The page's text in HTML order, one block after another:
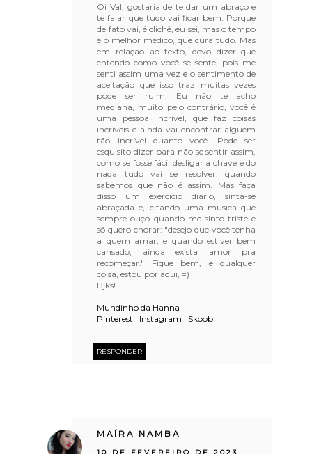
Oi Val, gostaria de te dar um abraço e
te falar que tudo vai ficar bem. Porque
de fato vai, é clichê, eu sei, mas o tempo
é o melhor médico, que cura tudo. Mas
em relação ao texto, devo dizer que
entendo como você se sente, pois me
senti assim uma vez e o sentimento de
aceitação que isso traz muitas vezes
pode ser ruim. Eu não te acho
mediana, muito pelo contrário, você é
uma pessoa incrível, que faz coisas
incríveis e ainda vai encontrar alguém
tão incrível quanto você. Pode ser
esquisito dizer para não se sentir assim,
como se fosse fácil desligar a chave e do
nada tudo vai se resolver, quando
sabemos que não é assim. Mas faça
disso um exercício diário, sinta-se
abraçada e, citando uma música que
sempre ouço quando me sinto triste e
só quero chorar: "desejo que você tenha
a quem amar, e quando estiver bem
cansado, ainda exista amor pra
recomeçar." Fique bem, e qualquer
coisa, estou por aqui, =)
Bjks!
Mundinho da Hanna
Pinterest | Instagram | Skoob
RESPONDER
MAÍRA NAMBA